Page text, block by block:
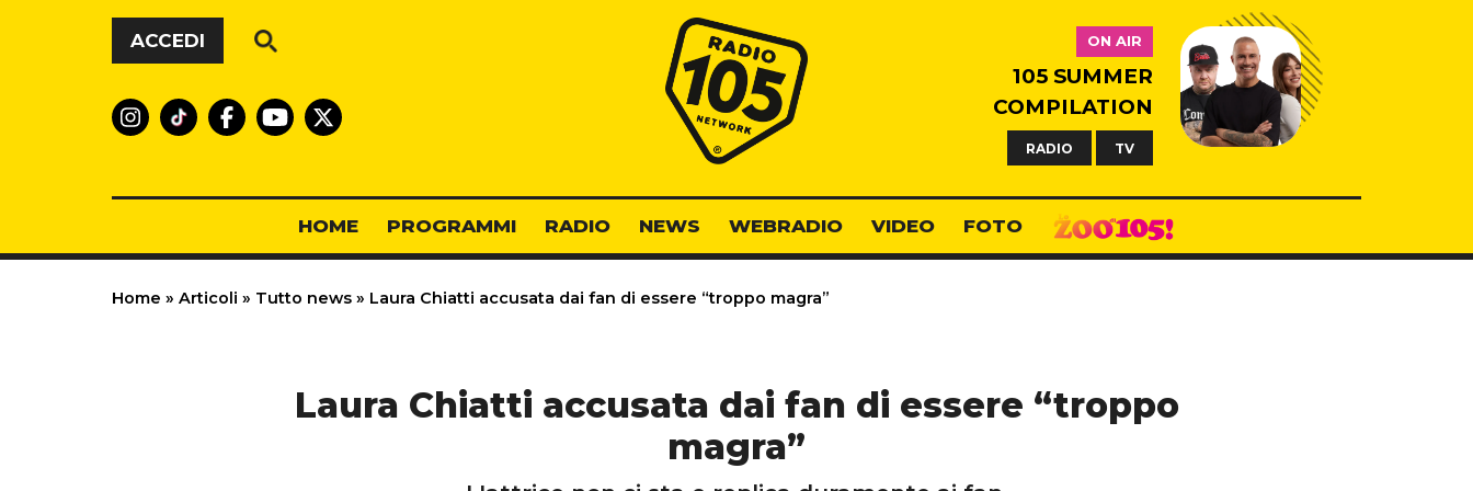
Vai al contenuto
ACCEDI
Radio 105
ON AIR
105 SUMMER
COMPILATION
RADIO TV
HOME PROGRAMMI RADIO NEWS WEBRADIO VIDEO FOTO
Home » Articoli » Tutto news » Laura Chiatti accusata dai fan di essere “troppo magra”
Laura Chiatti accusata dai fan di essere “troppo
magra”